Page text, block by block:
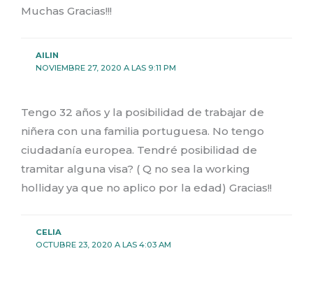
Muchas Gracias!!!
AILIN
NOVIEMBRE 27, 2020 A LAS 9:11 PM
Tengo 32 años y la posibilidad de trabajar de
niñera con una familia portuguesa. No tengo
ciudadanía europea. Tendré posibilidad de
tramitar alguna visa? ( Q no sea la working
holliday ya que no aplico por la edad) Gracias!!
CELIA
OCTUBRE 23, 2020 A LAS 4:03 AM